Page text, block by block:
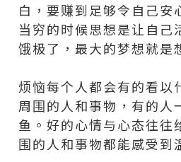
白，要赚到足够令自己安
当穷的时候思想是让自己
饿极了，最大的梦想就是
烦恼每个人都会有的看以
周围的人和事物，有的人
鱼。好的心情与心态往往
围的人和事物都能感受到